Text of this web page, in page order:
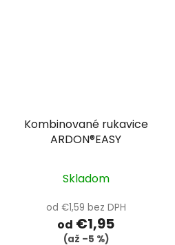
Kombinované rukavice
ARDON®EASY
Skladom
od €1,59 bez DPH
od €1,95
(až –5 %)